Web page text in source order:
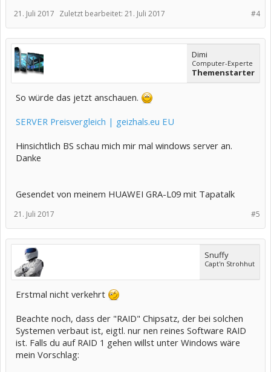
#4
21. Juli 2017 Zuletzt bearbeitet: 21. Juli 2017
Dimi
Computer-Experte
Themenstarter
So würde das jetzt anschauen.
SERVER Preisvergleich | geizhals.eu EU
Hinsichtlich BS schau mich mir mal windows server an.
Danke
Gesendet von meinem HUAWEI GRA-L09 mit Tapatalk
#5
21. Juli 2017
Snuffy
Capt'n Strohhut
Erstmal nicht verkehrt
Beachte noch, dass der "RAID" Chipsatz, der bei solchen
Systemen verbaut ist, eigtl. nur nen reines Software RAID
ist. Falls du auf RAID 1 gehen willst unter Windows wäre
mein Vorschlag: